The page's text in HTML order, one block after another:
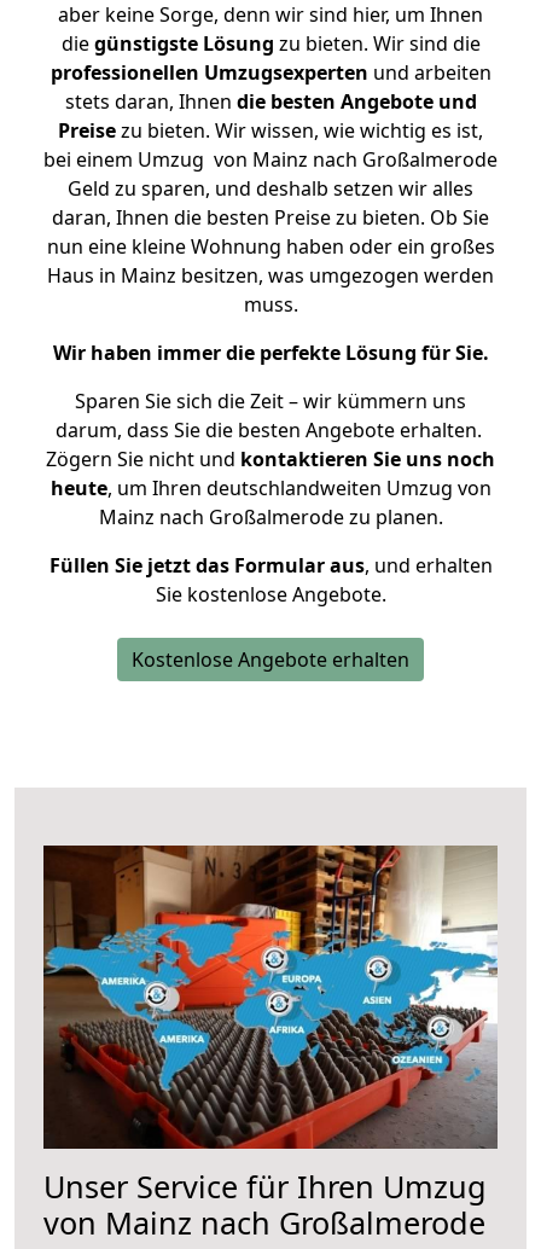
aber keine Sorge, denn wir sind hier, um Ihnen
diegünstigste Lösung zu bieten. Wir sind die
professionellen Umzugsexperten und arbeiten
stets daran, Ihnen die besten Angebote und
Preisezu bieten. Wir wissen, wie wichtig es ist,
bei einem Umzug von Mainz nach Großalmerode
Geld zu sparen, und deshalb setzen wir alles
daran, Ihnen die besten Preise zu bieten. Ob Sie
nun eine kleine Wohnung haben oder ein großes
Haus in Mainz besitzen, was umgezogen werden
muss.
Wir haben immer die perfekte Lösung für Sie.
Sparen Sie sich die Zeit – wir kümmern uns
darum, dass Sie die besten Angebote erhalten.
Zögern Sie nicht und kontaktieren Sie uns noch
heute, um Ihren deutschlandweiten Umzug von
Mainz nach Großalmerode zu planen.
Füllen Sie jetzt das Formular aus, und erhalten
Sie kostenlose Angebote.
Kostenlose Angebote erhalten
Unser Service für Ihren Umzug
von Mainz nach Großalmerode